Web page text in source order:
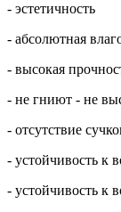
- эстетичность
- абсолютная
- высокая
- не гниют - не
- отсутствие
- устойчивость к
- устойчивость к